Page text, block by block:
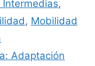
,
, Mobilidad
Adaptación